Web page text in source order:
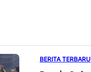
BERITA TERBARU